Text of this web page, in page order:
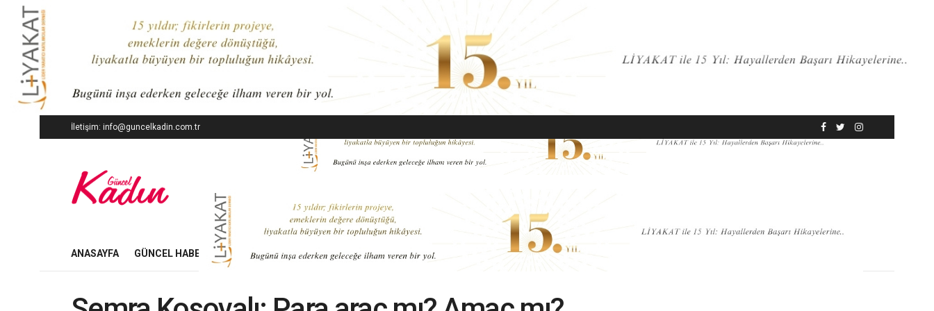
İletişim: info@guncelkadin.com.tr
ANASAYFA GÜNCEL HABERLER İŞ DÜNYASI EKONOMI MODA GÜZELLIK YAŞAM SANAT